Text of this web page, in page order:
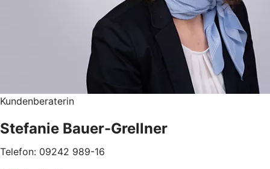
Kundenberaterin
Stefanie Bauer-Grellner
Telefon: 09242 989-16